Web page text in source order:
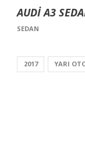
AUDİ A3
SEDAN
2017 YARI